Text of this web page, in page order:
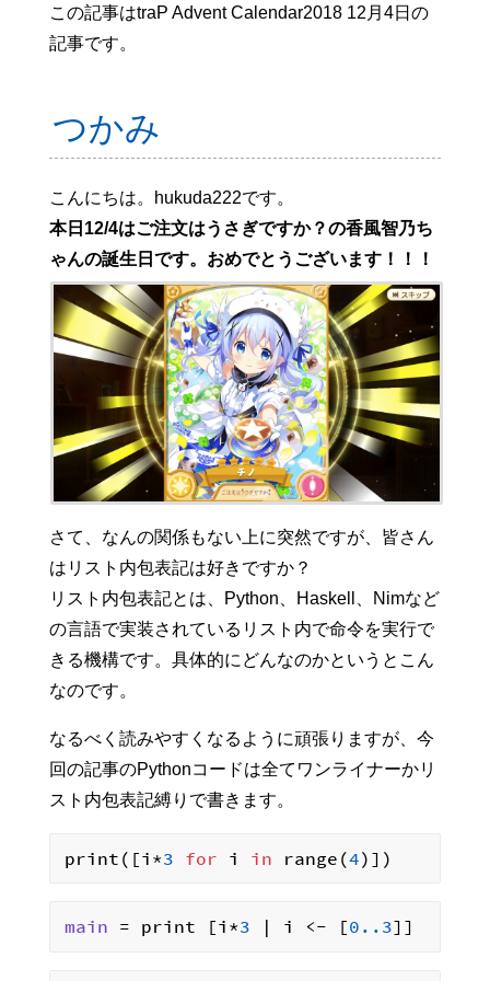
この記事はtraP Advent Calendar2018 12月4日の
記事です。
つかみ
こんにちは。hukuda222です。
本日12/4はご注文はうさぎですか？の香風智乃ち
ゃんの誕生日です。おめでとうございます！！！
さて、なんの関係もない上に突然ですが、皆さん
はリスト内包表記は好きですか？
リスト内包表記とは、Python、Haskell、Nimなど
の言語で実装されているリスト内で命令を実行で
きる機構です。具体的にどんなのかというとこん
なのです。
なるべく読みやすくなるように頑張りますが、今
回の記事のPythonコードは全てワンライナーかリ
スト内包表記縛りで書きます。
print([i*3 for i in range(4
main = print [i*3 | i <- [0. .3